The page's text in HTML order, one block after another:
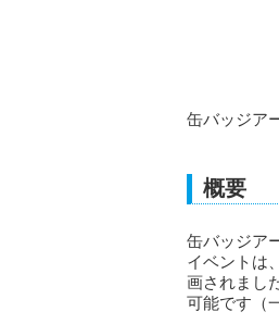
缶バッジア
概要
缶バッジア
イベントは
画されまし
可能です（